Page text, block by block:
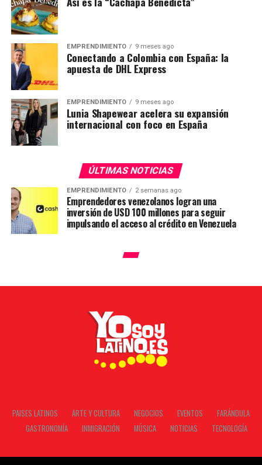
EMPRENDIMIENTO 9 meses ago
Conectando a Colombia con España: la
apuesta de DHL Express
EMPRENDIMIENTO 9 meses ago
Lunia Shapewear acelera su expansión
internacional con foco en España
ÚLTIMAS NOTICIAS
EMPRENDIMIENTO 2 semanas ago
Emprendedores venezolanos logran una
inversión de USD 100 millones para seguir
impulsando el acceso al crédito en Venezuela
PAISES LATINOS ARTE Y CULTURA NEGOCIOS EVENTOS
FARÁNDULA
GASTRONOMÍA
INMIGRACIÓN MÚSICA NOTICIAS TECNOLOGÍA